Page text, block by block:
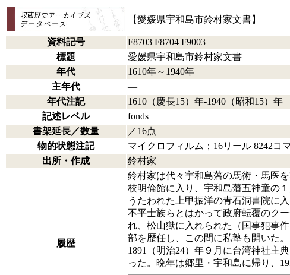
【愛媛県宇和島市鈴村家文書】
資料記号
F8703 F8704 F9003
標題
愛媛県宇和島市鈴村家文書
年代
1610年～1940年
主年代
―
年代注記
1610（慶長15）年-1940（昭和15）年
記述レベル
fonds
書架延長／数量
／16点
物的状態注記
マイクロフィルム；16リール 8242コ
出所・作成
鈴村家
履歴
鈴村家は代々宇和島藩の馬術・馬医
校明倫館に入り、宇和島藩五神童の
うたわれた上甲振洋の青石洞書院に
不平士族らとはかって政府転覆のク
れ、松山獄に入れられた（国事犯事
部を歴任し、この間に私塾も開いた
1891（明治24）年９月に台湾神社主
った。晩年は郷里・宇和島に帰り、